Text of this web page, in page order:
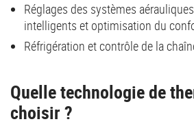
Réglages des systèmes
intelligents et optimisation du
Réfrigération et contrôle de la
Quelle technologie de
choisir ?